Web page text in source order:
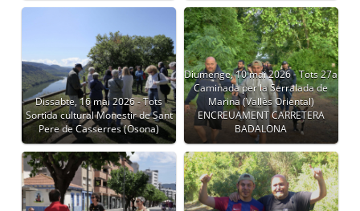
Dissabte, 16 mai 2026 - Tots
Sortida cultural Monestir de Sant
Pere de Casserres (Osona)
Diumenge, 10 mai 2026 - Tots 27a
Caminada per la Serralada de
Marina (Vallès Oriental)
ENCREUAMENT CARRETERA
BADALONA